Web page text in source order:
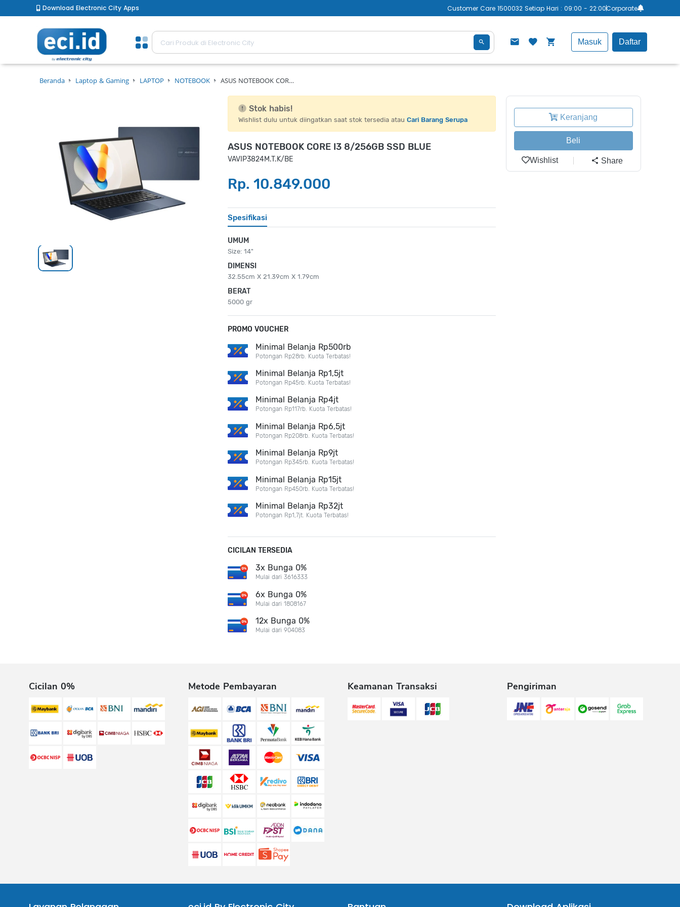
Download Electronic City Apps Customer Care 1500032 Setiap Hari : 09:00 - 22:00Corporate
Masuk Daftar
Beranda Laptop & Gaming LAPTOP NOTEBOOK ASUS NOTEBOOK COR…
Stok habis!
Wishlist dulu untuk diingatkan saat stok tersedia atauCari Barang Serupa
ASUS NOTEBOOK CORE I3 8/256GB SSD BLUE
VAVIP3824M.T.K/BE
Rp. 10.849.000
Spesifikasi
UMUM
Size: 14"
DIMENSI
32.55cm X 21.39cm X 1.79cm
BERAT
5000 gr
PROMO VOUCHER
Minimal Belanja Rp500rb
Potongan Rp28rb. Kuota Terbatas!
Minimal Belanja Rp1,5jt
Potongan Rp45rb. Kuota Terbatas!
Minimal Belanja Rp4jt
Potongan Rp117rb. Kuota Terbatas!
Minimal Belanja Rp6,5jt
Potongan Rp208rb. Kuota Terbatas!
Minimal Belanja Rp9jt
Potongan Rp345rb. Kuota Terbatas!
Minimal Belanja Rp15jt
Potongan Rp450rb. Kuota Terbatas!
Minimal Belanja Rp32jt
Potongan Rp1,7jt. Kuota Terbatas!
CICILAN TERSEDIA
3x Bunga 0%
Mulai dari 3616333
6x Bunga 0%
Mulai dari 1808167
12x Bunga 0%
Mulai dari 904083
Keranjang
Beli
Wishlist Share
Cicilan 0% Metode Pembayaran Keamanan Transaksi Pengiriman